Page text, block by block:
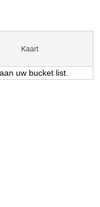
Kaart
uw bucket list.